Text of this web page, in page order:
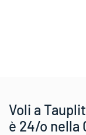
Voli a
è 24/o nella